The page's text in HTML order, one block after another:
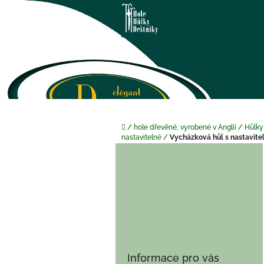
Domů
/ hole dřevěné, vyrobené v Anglii /
nastavitelné / Vycházková hůl s
Informace pro vás